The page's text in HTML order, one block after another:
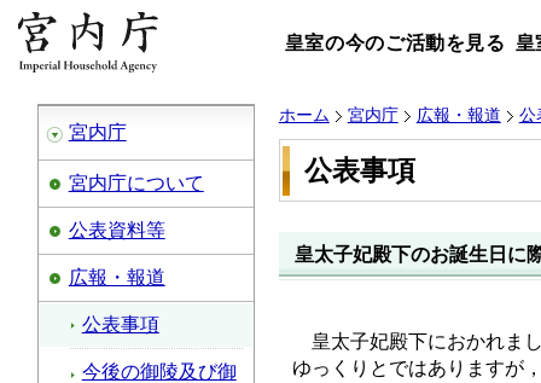
皇室の今のご活動を見る 皇
宮内庁
宮内庁について
公表資料等
広報・報道
公表事項
今後の御陵及び御
ホーム 宮内庁 広報・報道 公
公表事項
皇太子妃殿下のお誕生日に
皇太子妃殿下におかれま
ゆっくりとではありますが